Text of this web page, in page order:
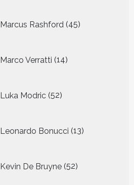
Marcus Rashford 45
producten
Marco Verratti 14
producten
Luka Modric 52
producten
Leonardo Bonucci 13
producten
Kevin De Bruyne 52
producten